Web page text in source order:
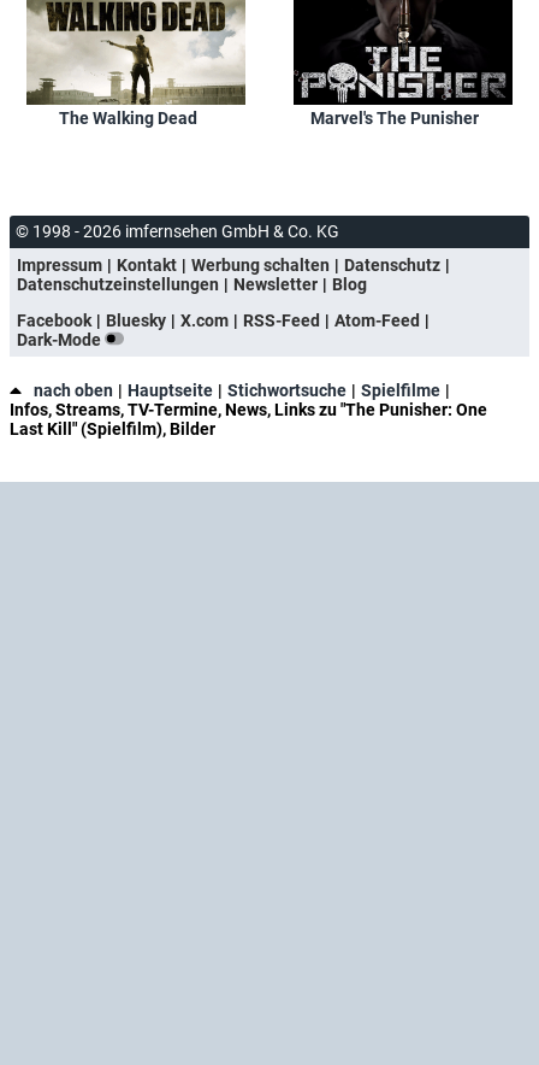
The Walking Dead Marvel's The Punisher
© 1998 - 2026 imfernsehen GmbH & Co. KG
Impressum
Kontakt Werbung schalten
Datenschutz
Datenschutzeinstellungen
Newsletter
Blog
Facebook
Bluesky X.com RSS-Feed
Atom-Feed
Dark-Mode
nach oben Hauptseite Stichwortsuche
Spielfilme
Infos, Streams, TV-Termine, News, Links zu "The Punisher: One
Last Kill" (Spielfilm), Bilder